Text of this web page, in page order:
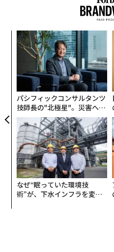
自ら考え行動する自律
しかし、新世代のAIエージ
るかもしれない。これらAI
るだけでなく、自ら計画し
クエストをユーザーに代わ
化はビジネス面で大きな意味
パシフィックコンサルタンツ
技師長の"北極星"。災害への
無力感を乗り越え見つけた、
防災一筋20年の答え
なぜ“眠っていた環境技
術”が、下水インフラを変え